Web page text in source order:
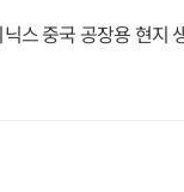
스 중국 공장용 현지